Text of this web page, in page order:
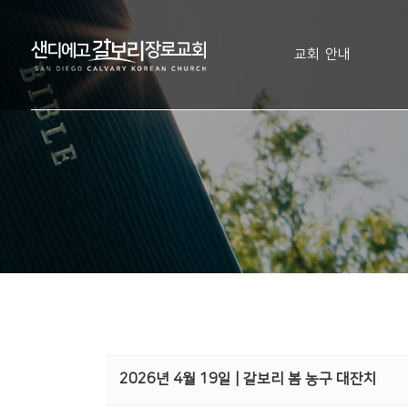
교회 안내
2026년 4월 19일 | 갈보리 봄 농구 대잔치